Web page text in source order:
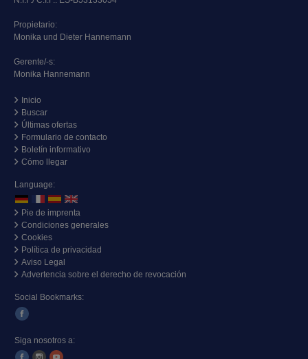
Propietario:
Monika und Dieter Hannemann
Gerente/-s:
Monika Hannemann
Inicio
Buscar
Últimas ofertas
Formulario de contacto
Boletín informativo
Cómo llegar
Language:
Pie de imprenta
Condiciones generales
Cookies
Política de privacidad
Aviso Legal
Advertencia sobre el derecho de revocación
Social Bookmarks:
Siga nosotros a: